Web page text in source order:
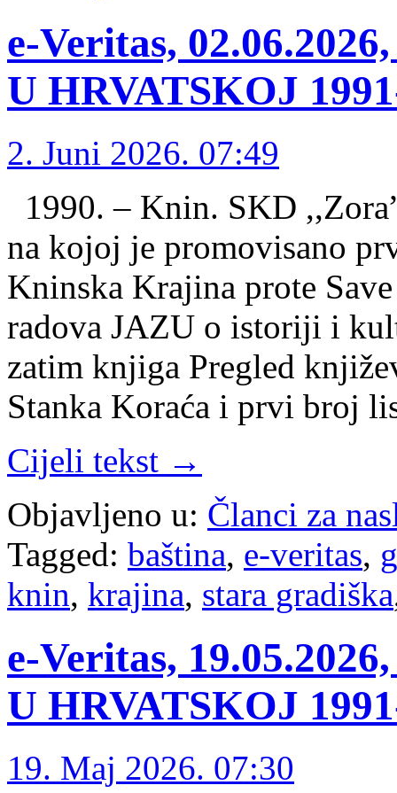
e-Veritas,
U HRVATSKOJ
2. Juni 2026. 07:49
1990. – Knin. SKD
na kojoj je promovisano
Kninska Krajina prote
radova JAZU o istoriji i
zatim knjiga Pregled
Stanka Koraća i prvi broj
Cijeli tekst →
Objavljeno u: Članci za
Tagged: baština, e-veritas,
knin, krajina, stara gradiška
e-Veritas,
U HRVATSKOJ
19. Maj 2026. 07:30